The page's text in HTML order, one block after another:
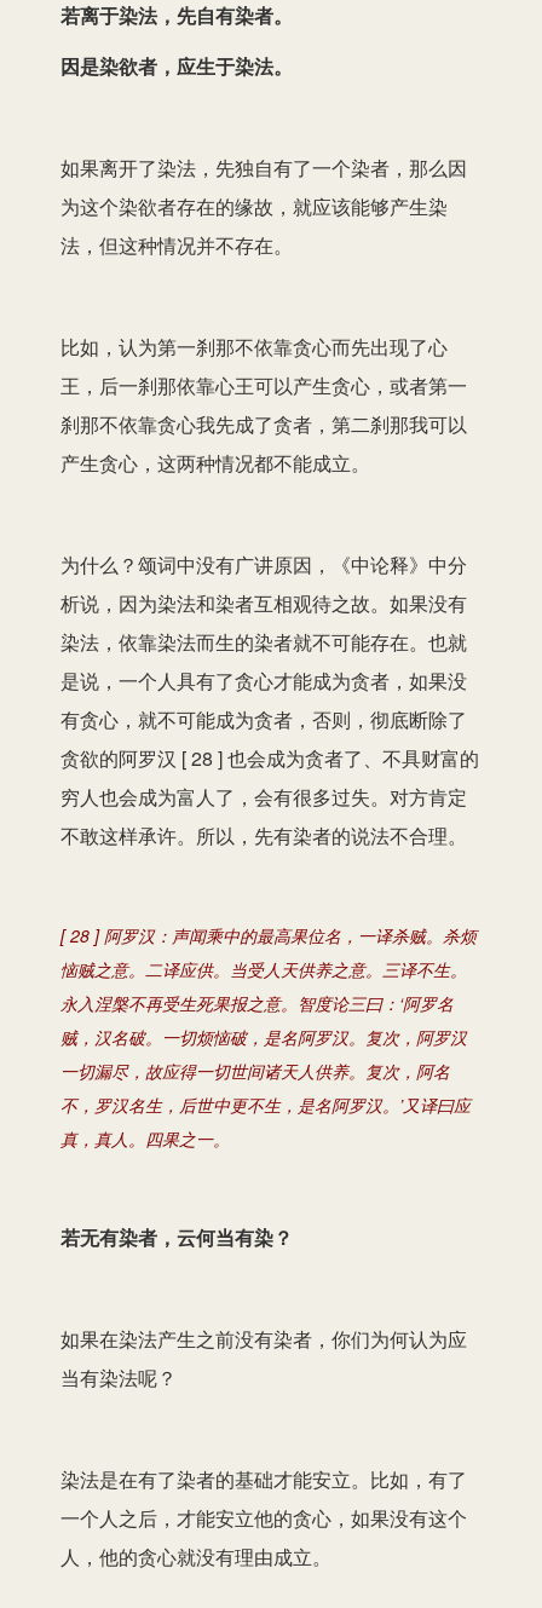
若离于染法，先自有染者。
因是染欲者，应生于染法。
如果离开了染法，先独自有了一个染者，那么因
为这个染欲者存在的缘故，就应该能够产生染
法，但这种情况并不存在。
比如，认为第一刹那不依靠贪心而先出现了心
王，后一刹那依靠心王可以产生贪心，或者第一
刹那不依靠贪心我先成了贪者，第二刹那我可以
产生贪心，这两种情况都不能成立。
为什么？颂词中没有广讲原因，《中论释》中分
析说，因为染法和染者互相观待之故。如果没有
染法，依靠染法而生的染者就不可能存在。也就
是说，一个人具有了贪心才能成为贪者，如果没
有贪心，就不可能成为贪者，否则，彻底断除了
贪欲的阿罗汉 [ 28 ] 也会成为贪者了、不具财富的
穷人也会成为富人了，会有很多过失。对方肯定
不敢这样承许。所以，先有染者的说法不合理。
[ 28 ] 阿罗汉：声闻乘中的最高果位名，一译杀贼。杀烦
恼贼之意。二译应供。当受人天供养之意。三译不生。
永入涅槃不再受生死果报之意。智度论三曰：‘阿罗名
贼，汉名破。一切烦恼破，是名阿罗汉。复次，阿罗汉
一切漏尽，故应得一切世间诸天人供养。复次，阿名
不，罗汉名生，后世中更不生，是名阿罗汉。’又译曰应
真，真人。四果之一。
若无有染者，云何当有染？
如果在染法产生之前没有染者，你们为何认为应
当有染法呢？
染法是在有了染者的基础才能安立。比如，有了
一个人之后，才能安立他的贪心，如果没有这个
人，他的贪心就没有理由成立。